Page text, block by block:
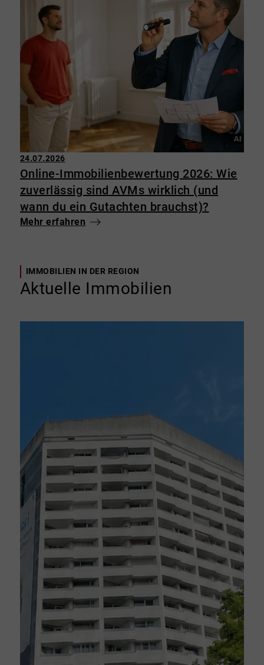
24.07.2026
Online-Immobilienbewertung 2026: Wie
zuverlässig sind AVMs wirklich (und
wann du ein Gutachten brauchst)?
Mehr erfahren
IMMOBILIEN IN DER REGION
Aktuelle Immobilien